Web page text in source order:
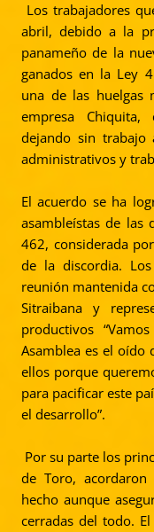
Los trabajadores
abril, debido a la
panameño de la
ganados en la Ley
una de las huelgas
empresa Chiquita,
dejando sin trabajo
administrativos y
El acuerdo se ha
asambleístas de las
462, considerada
de la discordia.
reunión mantenida
Sitraibana y
productivos
Asamblea es el oído
ellos porque
para pacificar este
el desarrollo”.
Por su parte los
de Toro,
hecho aunque
cerradas del todo.